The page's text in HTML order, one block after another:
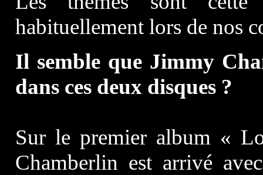
habituellement lors de nos
Il semble que Jimmy
dans ces deux disques ?
Sur le premier album «
Chamberlin est arrivé